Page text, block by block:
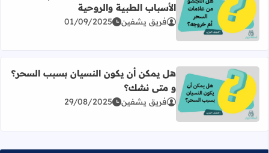
اقرأ المزيد عن هل التجشؤ من علامات السحر أم خروجه؟
الأسباب الطبية والروحية
فريق يشفين 01/09/2025
اقرأ المزيد عن هل يمكن أن يكون النسيان بسبب السحر؟ و
هل يمكن أن يكون النسيان بسبب السحر؟
و متى نشك؟
فريق يشفين 29/08/2025